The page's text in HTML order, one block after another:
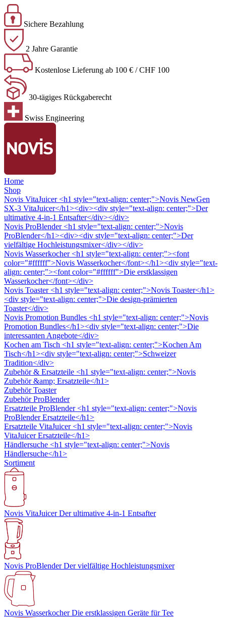
Sichere Bezahlung
2 Jahre Garantie
Kostenlose Lieferung ab 100 € / CHF 100
30-tägiges Rückgaberecht
Swiss Engineering
Home
Shop
Novis VitaJuicer <h1 style="text-align: center;">Novis NewGen
SX-3 VitaJuicer</h1><div><div style="text-align: center;">Der
ultimative 4-in-1 Entsafter</div></div>
Novis ProBlender <h1 style="text-align: center;">Novis
ProBlender</h1><div><div style="text-align: center;">Der
vielfältige Hochleistungsmixer</div></div>
Novis Wasserkocher <h1 style="text-align: center;"><font
color="#ffffff">Novis Wasserkocher</font></h1><div style="text-
align: center;"><font color="#ffffff">Die erstklassigen
Wasserkocher</font></div>
Novis Toaster <h1 style="text-align: center;">Novis Toaster</h1>
<div style="text-align: center;">Die design-prämierten
Toaster</div>
Novis Promotion Bundles <h1 style="text-align: center;">Novis
Promotion Bundles</h1><div style="text-align: center;">Die
interessanten Angebote</div>
Kochen am Tisch <h1 style="text-align: center;">Kochen Am
Tisch</h1><div style="text-align: center;">Schweizer
Tradition</div>
Zubehör & Ersatzteile <h1 style="text-align: center;">Novis
Zubehör &amp; Ersatzteile</h1>
Zubehör Toaster
Zubehör ProBlender
Ersatzteile ProBlender <h1 style="text-align: center;">Novis
ProBlender Ersatzteile</h1>
Ersatzteile VitaJuicer <h1 style="text-align: center;">Novis
VitaJuicer Ersatzteile</h1>
Händlersuche <h1 style="text-align: center;">Novis
Händlersuche</h1>
Sortiment
Novis VitaJuicerDer ultimative 4-in-1 Entsafter
Novis ProBlenderDer vielfältige Hochleistungsmixer
Novis Wasserkocher Die erstklassigen Geräte für Tee